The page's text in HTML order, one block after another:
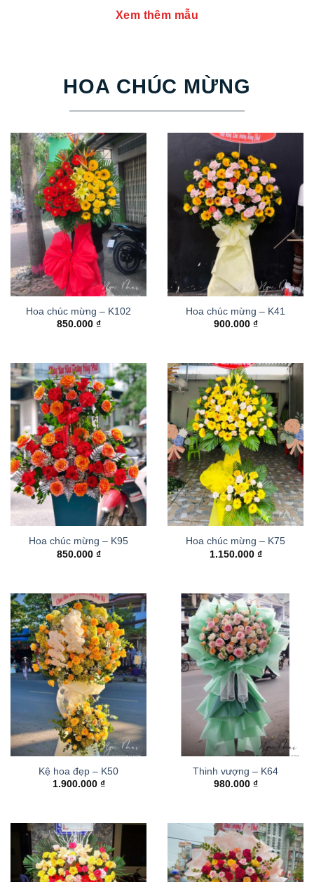
Xem thêm mẫu
HOA CHÚC MỪNG
Hoa chúc mừng – K102
850.000 ₫
Hoa chúc mừng – K41
900.000 ₫
Hoa chúc mừng – K95
850.000 ₫
Hoa chúc mừng – K75
1.150.000 ₫
Kệ hoa đẹp – K50
1.900.000 ₫
Thinh vượng – K64
980.000 ₫